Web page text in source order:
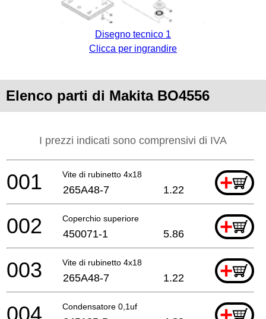
Disegno tecnico 1
Clicca per ingrandire
Elenco parti di Makita BO4556
I prezzi indicati sono comprensivi di IVA
Vite di rubinetto 4x18 +
001 265A48-7 1.22
Coperchio superiore +
002 450071-1 5.86
Vite di rubinetto 4x18 +
003 265A48-7 1.22
Condensatore 0,1uf
004